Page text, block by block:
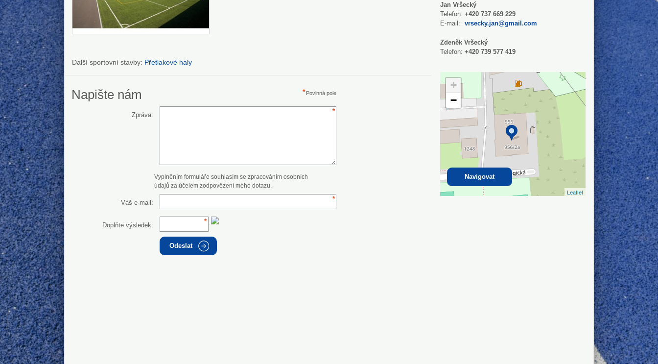
Další sportovní stavby: Přetlakové haly
Napište nám Povinná pole
Zpráva:
Vyplněním formuláře souhlasím se zpracováním osobních
údajů za účelem zodpovězení mého dotazu.
Váš e-mail:
Doplňte výsledek:
Odeslat
Jan Vršecký
Telefon: +420 737 669 229
E-mail:
vrsecky.jan@gmail.com
Zdeněk Vršecký
Telefon: +420 739 577 419
+
−
Leaflet
Navigovat